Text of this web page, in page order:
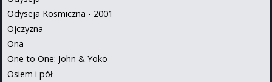
Odyseja Kosmiczna - 2001
Ojczyzna
Ona
One to One: John & Yoko
Osiem i pół